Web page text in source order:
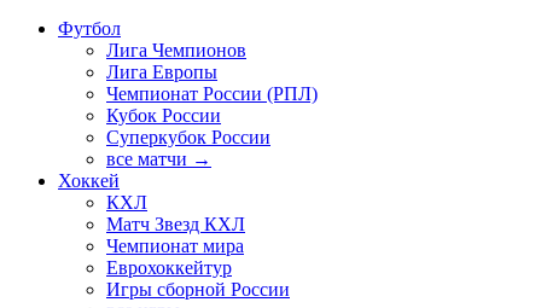
Футбол
Лига Чемпионов
Лига Европы
Чемпионат России (РПЛ)
Кубок России
Суперкубок России
все матчи →
Хоккей
КХЛ
Матч Звезд КХЛ
Чемпионат мира
Еврохоккейтур
Игры сборной России